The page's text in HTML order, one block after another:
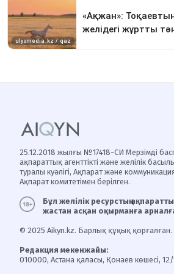
25.12.2018 жылғы №17418-СИ Мерзімді
ақпараттық агенттікті және желілік
туралы куәлігі, Ақпарат және
Ақпарат комитетімен берілген.
Бұл желілік ресурстың
жастан асқан оқырманға
© 2025 Aikyn.kz. Барлық құқық қорғалған.
Редакция мекенжайы:
010000, Астана қаласы, Қонаев көшесі, 12/